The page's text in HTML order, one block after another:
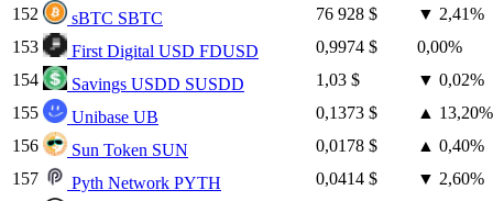
152
sBTC SBTC 76 928 $ ▼ 2,41%
153
First Digital USD FDUSD 0,9974 $
0,00%
154
Savings USDD SUSDD 1,03 $ ▼ 0,02%
155
Unibase UB 0,1373 $ ▲ 13,20%
156
Sun Token SUN 0,0178 $ ▲ 0,40%
157
Pyth Network PYTH 0,0414 $ ▼ 2,60%